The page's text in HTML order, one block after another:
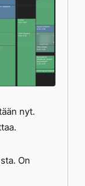
nyt.
On